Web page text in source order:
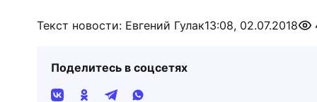
Текст новости: Евгений Гулак13:08, 02.07.2018
Поделитесь в соцсетях